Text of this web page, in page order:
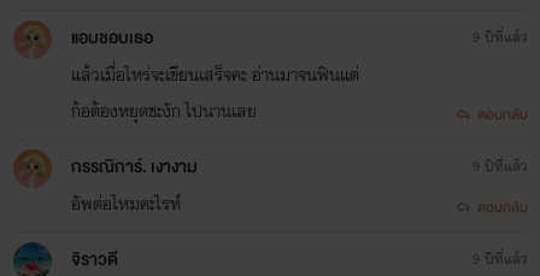
แอบชอบเธอ
แล้วเมื่อไหร่จะเขียนเสร็จคะ อ่านมาจนฟินแต่
ก้อต้องหยุดชะงัก ไปนานเลย
9 ปีที่แล้ว
ตอบกลับ
กรรณิการ์. เงางาม
อัพต่อไหมคะไรท์
9 ปีที่แล้ว
ตอบกลับ
จิราวดี 9 ปีที่แล้ว